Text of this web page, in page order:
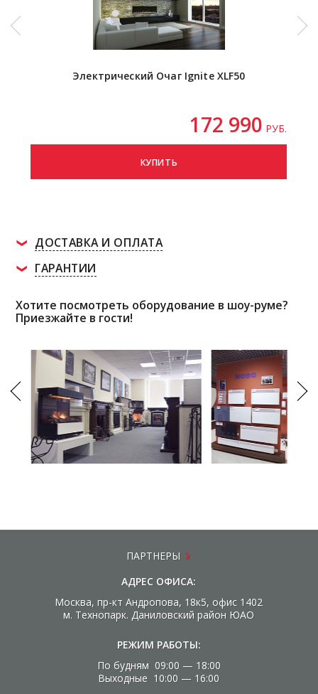
Электрический Очаг Ignite XLF50
172 990 РУБ.
КУПИТЬ
ДОСТАВКА И ОПЛАТА
ГАРАНТИИ
Хотите посмотреть оборудование в шоу-руме?
Приезжайте в гости!
ПАРТНЕРЫ
АДРЕС ОФИСА:
Москва, пр-кт Андропова, 18к5, офис 1402
м. Технопарк. Даниловский район ЮАО
РЕЖИМ РАБОТЫ:
По будням 09:00 — 18:00
Выходные 10:00 — 16:00